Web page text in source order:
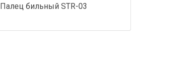
Палец бильный STR-03